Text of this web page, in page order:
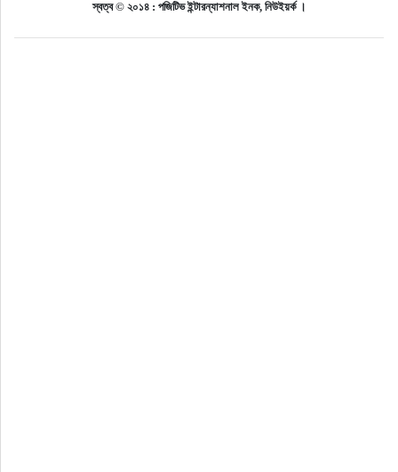
স্বত্ব © ২০১৪ : পজিটিভ ইন্টারন্যাশনাল ইনক, নিউইয়র্ক ।